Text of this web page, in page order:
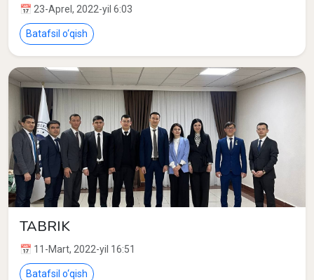
UNIVERSITETIDA MA’RUZALAR
OʻQIMOQDA
📅 23-Aprel, 2022-yil 6:03
Batafsil o‘qish
TABRIK
📅 11-Mart, 2022-yil 16:51
Batafsil o‘qish